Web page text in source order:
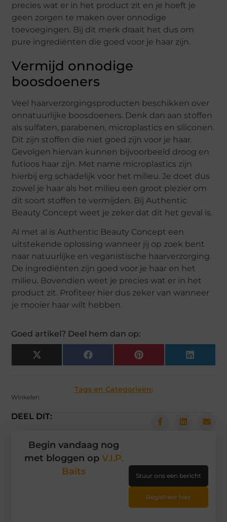
precies wat er in het product zit en je hoeft je
geen zorgen te maken over onnodige
toevoegingen. Bij dit merk draait het dus om
pure ingrediënten die goed voor je haar zijn.
Vermijd onnodige
boosdoeners
Veel haarverzorgingsproducten beschikken over
onnatuurlijke boosdoeners. Denk dan aan stoffen
als sulfaten, parabenen, microplastics en siliconen.
Dit zijn stoffen die niet goed zijn voor je haar.
Gevolgen hiervan kunnen bijvoorbeeld droog en
futloos haar zijn. Met name microplastics zijn
hierbij erg schadelijk voor het milieu. Je doet dus
zowel je haar als het milieu een groot plezier om
dit soort stoffen te vermijden. Bij Authentic
Beauty Concept weet je zeker dat dit het geval is.
Al met al is Authentic Beauty Concept een
uitstekende oplossing wanneer jij op zoek bent
naar natuurlijke en veganistische haarverzorging.
De ingrediënten zijn goed voor je haar en het
milieu. Bovendien weet je precies wat er in het
product zit. Profiteer hier dus zeker van wanneer
je mooier haar wilt hebben.
Goed artikel? Deel hem dan op:
X
(Twitter)
Facebook Pinterest LinkedIn
Tags en Categorieën:
Winkelen
DEEL DIT:
Begin vandaag nog
met bloggen op V.I.P.
Baits
Stuur ons een bericht
Registreer hier